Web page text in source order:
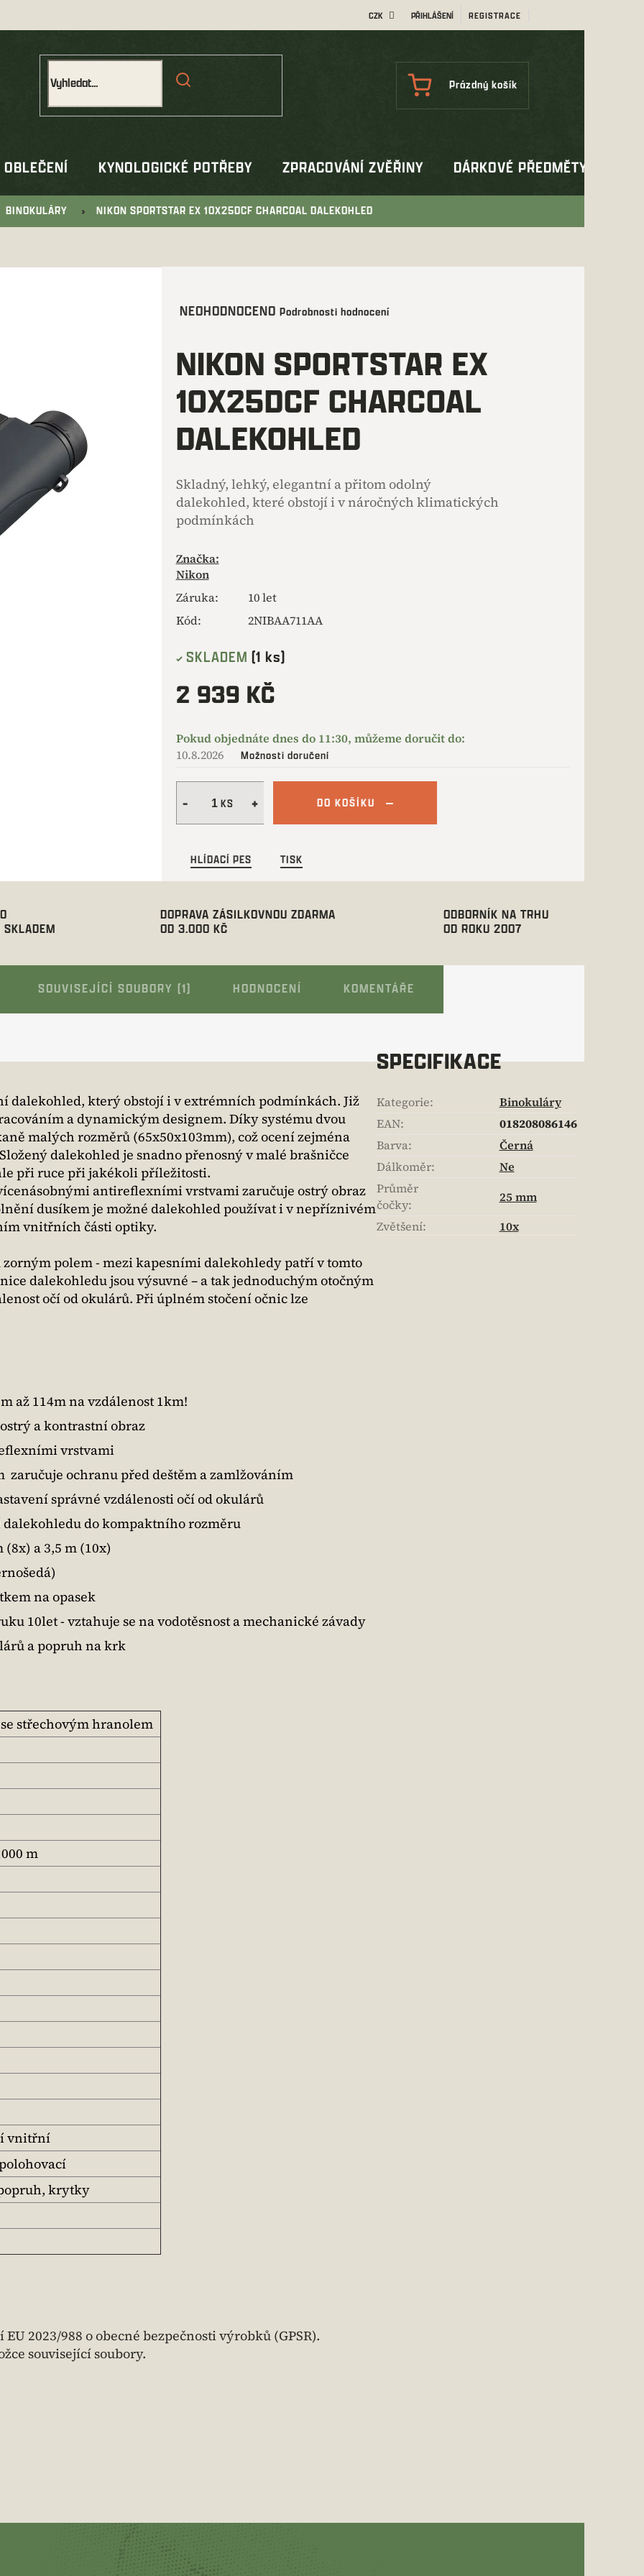
CZK PŘIHLÁŠENÍ REGISTRACE
NÁKUPNÍ
Prázdný košík
OBLEČENÍ KYNOLOGICKÉ POTŘEBY ZPRACOVÁNÍ ZVĚŘINY DÁRKOVÉ PŘEDMĚTY
BINOKULÁRY NIKON SPORTSTAR EX 10X25DCF CHARCOAL DALEKOHLED
Průměrné
je
0,0
z
NEOHODNOCENO Podrobnosti hodnocení
NIKON SPORTSTAR EX
10X25DCF CHARCOAL
DALEKOHLED
Skladný, lehký, elegantní a přitom odolný
dalekohled, které obstojí i v náročných klimatických
podmínkách
Značka:
Nikon
Záruka:
10 let
Kód:
2NIBAA711AA
SKLADEM (1 ks)
2 939 KČ
cena:
10.8.2026 Možnosti doručení
DO KOŠÍKU
HLÍDACÍ PES TISK
SKLADEM
DOPRAVA ZÁSILKOVNOU ZDARMA
OD 3.000 KČ
ODBORNÍK NA TRHU
OD ROKU 2007
SOUVISEJÍCÍ SOUBORY (1) HODNOCENÍ KOMENTÁŘE
dalekohled, který obstojí i v extrémních podmínkách. Již
a dynamickým designem. Díky systému dvou
malých rozměrů (65x50x103mm), což ocení zejména
dalekohled je snadno přenosný v malé brašničce
při ruce při jakékoli příležitosti.
antireflexními vrstvami zaručuje ostrý obraz
dusíkem je možné dalekohled používat i v nepříznivém
vnitřních části optiky.
polem - mezi kapesními dalekohledy patří v tomto
dalekohledu jsou výsuvné – a tak jednoduchým otočným
očí od okulárů. Při úplném stočení očnic lze
až 114m na vzdálenost 1km!
a kontrastní obraz
vrstvami
ochranu před deštěm a zamlžováním
správné vzdálenosti očí od okulárů
do kompaktního rozměru
a 3,5 m (10x)
na opasek
10let - vztahuje se na vodotěsnost a mechanické závady
a popruh na krk
střechovým hranolem
m
vnitřní
krytky
2023/988 o obecné bezpečnosti výrobků (GPSR).
související soubory.
SPECIFIKACE
Kategorie:
Binokuláry
EAN:
018208086146
Barva:
Černá
Dálkoměr:
Ne
Průměr
čočky:
25 mm
Zvětšení: 10x